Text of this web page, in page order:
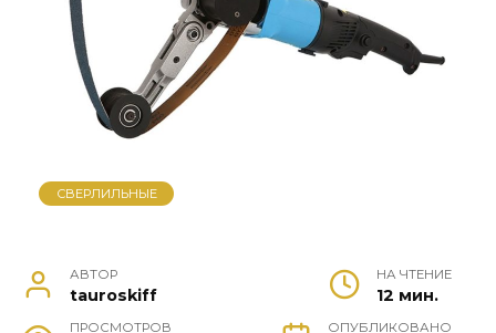
СВЕРЛИЛЬНЫЕ
АВТОР
tauroskiff
НА ЧТЕНИЕ
12 мин.
ПРОСМОТРОВ ОПУБЛИКОВАНО